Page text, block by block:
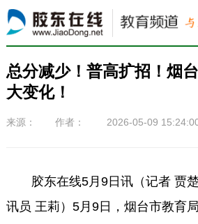
总分减少！普高扩招！烟
大变化！
来源： 作者： 2026-05-09
胶东在线5月9日讯（记者 贾楚
讯员 王莉）5月9日，烟台市教育